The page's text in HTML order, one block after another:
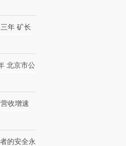
年 矿长
北京市公
收增速
的安全永